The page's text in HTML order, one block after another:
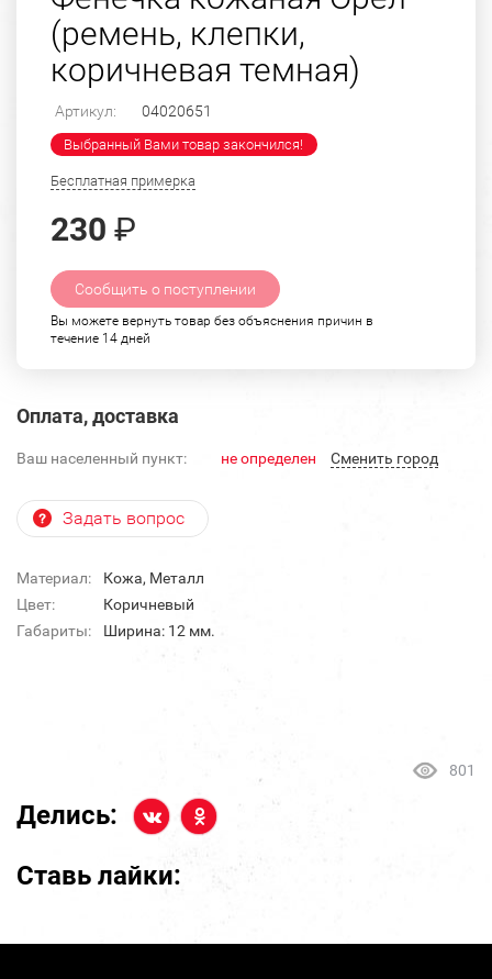
(ремень, клепки,
коричневая темная)
Артикул: 04020651
Выбранный Вами товар закончился!
Бесплатная примерка
230 ₽
Сообщить о поступлении
Вы можете вернуть товар без объяснения причин в
течение 14 дней
Оплата, доставка
Ваш населенный пункт: не определен Cменить город
Задать вопрос
Материал:
Кожа, Металл
Цвет:
Коричневый
Габариты:
Ширина: 12 мм.
801
Делись:
Ставь лайки: